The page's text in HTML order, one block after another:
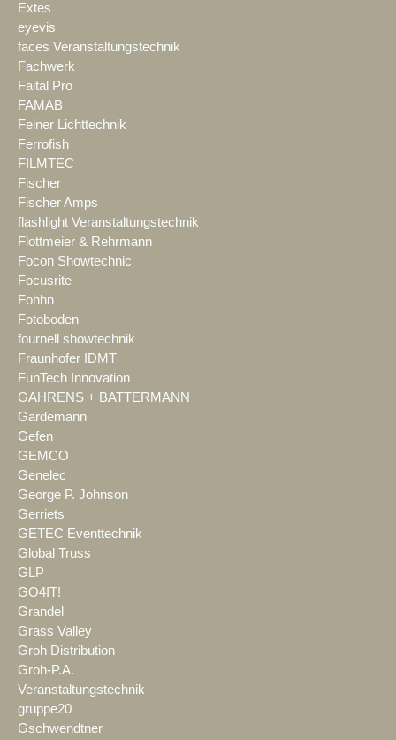
Extes
eyevis
faces Veranstaltungstechnik
Fachwerk
Faital Pro
FAMAB
Feiner Lichttechnik
Ferrofish
FILMTEC
Fischer
Fischer Amps
flashlight Veranstaltungstechnik
Flottmeier & Rehrmann
Focon Showtechnic
Focusrite
Fohhn
Fotoboden
fournell showtechnik
Fraunhofer IDMT
FunTech Innovation
GAHRENS + BATTERMANN
Gardemann
Gefen
GEMCO
Genelec
George P. Johnson
Gerriets
GETEC Eventtechnik
Global Truss
GLP
GO4IT!
Grandel
Grass Valley
Groh Distribution
Groh-P.A.
Veranstaltungstechnik
gruppe20
Gschwendtner